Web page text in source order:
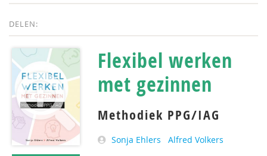
DELEN:
Flexibel werken
met gezinnen
Methodiek PPG/IAG
Sonja Ehlers Alfred Volkers